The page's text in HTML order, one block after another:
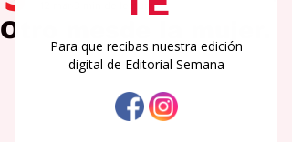
Otro mesde la mujer.